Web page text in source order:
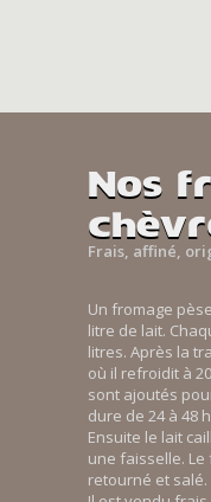
Nos
Frais, affiné,
Un fromage
litre de lait.
litres. Après la
où il refroidit à
sont ajoutés
dure de 24 à 48
Ensuite le lait
une faisselle. Le
retourné et salé.